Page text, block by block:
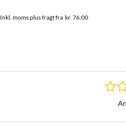
Inkl. moms plus fragt fra kr. 76,00